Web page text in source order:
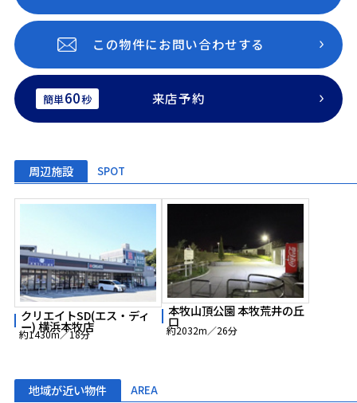
この物件にお問い合わせする
簡単60秒 来店予約
周辺施設 SPOT
クリエイトSD(エス・ディ
ー) 横浜本牧店
約1430m／18分
本牧山頂公園 本牧荒井の丘
口
約2032m／26分
地域が近い物件 AREA